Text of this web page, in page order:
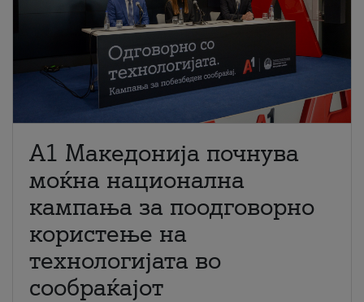
A1 Македонија почнува
моќна национална
кампања за поодговорно
користење на
технологијата во
сообраќајот